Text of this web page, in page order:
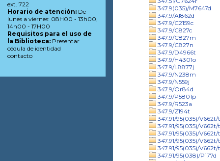
347.9(035)/M7647d
347.9/Al862d
347.9/C2159c
347.9/C827c
347.9/C827m
347.9/C827n
347.9/D4966t
347.9/H4301o
347.9/L8877j
347.9/N238m
347.9/N559j
347.9/Or84d
347.9/P5801p
347.9/R523a
347.9/Z194t
347.91/95(035)/V662t/
347.91/95(035)/V662t/
347.91/95(035)/V662t/
347.91/95(035)/
347.91/95(035)/V662t/
347.91/95(038)/P177d
ext. 722
Horario de atención: De
lunes a viernes: 08H00 - 13h00,
14h00 - 17H00
Requisitos para el uso de
la Biblioteca: Presentar
cédula de identidad
contacto